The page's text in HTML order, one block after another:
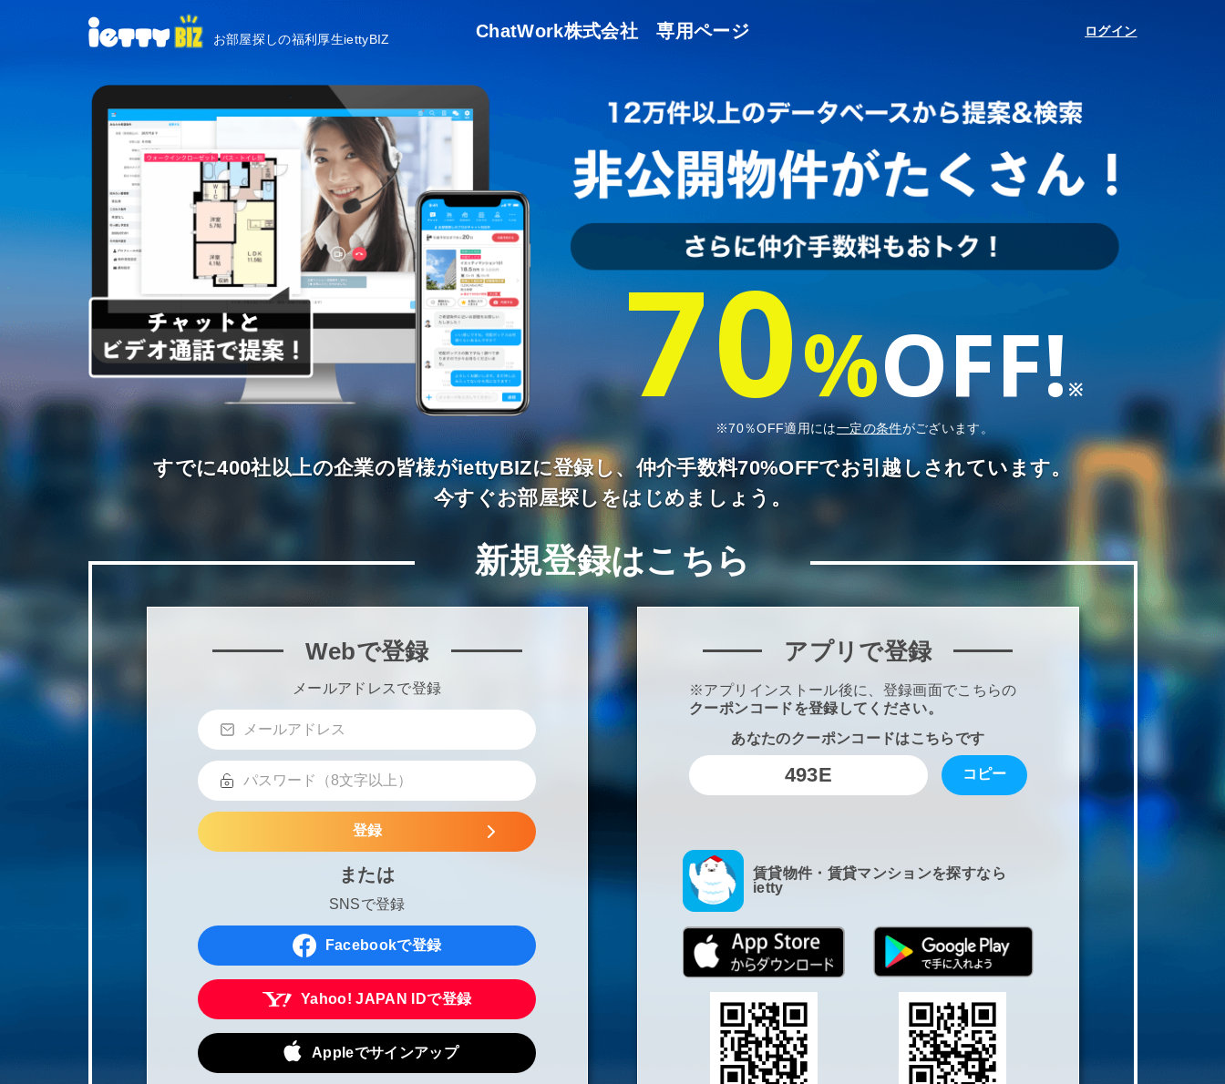
お部屋探しの福利厚生iettyBIZ ChatWork株式会社専用ページ ログイン
70%OFF!※
※70％OFF適用には一定の条件がございます。
すでに400社以上の企業の皆様がiettyBIZに登録し、仲介手数料70%OFFでお引越しされています。
今すぐお部屋探しをはじめましょう。
新規登録はこちら
Webで登録
メールアドレスで登録
登録
または
SNSで登録
Facebookで登録
Yahoo! JAPAN IDで登録
Appleでサインアップ
アプリで登録
※アプリインストール後に、登録画面でこちらの
クーポンコードを登録してください。
あなたのクーポンコードはこちらです
493E コピー
賃貸物件・賃貸マンションを探すなら
ietty